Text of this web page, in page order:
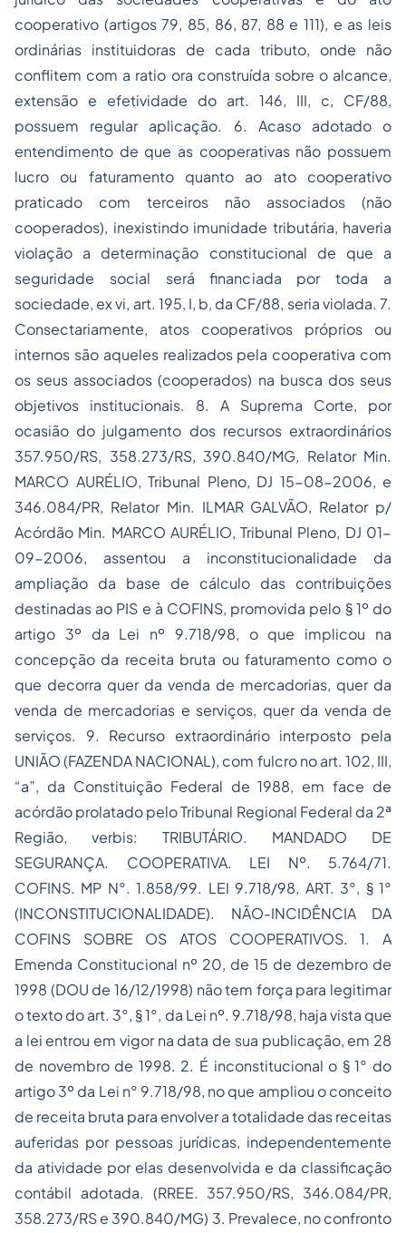
cooperativo (artigos 79, 85, 86, 87, 88 e 111), e as leis
ordinárias instituidoras de cada tributo, onde não
conflitem com a ratio ora construída sobre o alcance,
extensão e efetividade do art. 146, III, c, CF/88,
possuem regular aplicação. 6. Acaso adotado o
entendimento de que as cooperativas não possuem
lucro ou faturamento quanto ao ato cooperativo
praticado com terceiros não associados (não
cooperados), inexistindo imunidade tributária, haveria
violação a determinação constitucional de que a
seguridade social será financiada por toda a
sociedade, ex vi, art. 195, I, b, da CF/88, seria violada. 7.
Consectariamente, atos cooperativos próprios ou
internos são aqueles realizados pela cooperativa com
os seus associados (cooperados) na busca dos seus
objetivos institucionais. 8. A Suprema Corte, por
ocasião do julgamento dos recursos extraordinários
357.950/RS, 358.273/RS, 390.840/MG, Relator Min.
MARCO AURÉLIO, Tribunal Pleno, DJ 15-08-2006, e
346.084/PR, Relator Min. ILMAR GALVÃO, Relator p/
Acórdão Min. MARCO AURÉLIO, Tribunal Pleno, DJ 01-
09-2006, assentou a inconstitucionalidade da
ampliação da base de cálculo das contribuições
destinadas ao PIS e à COFINS, promovida pelo § 1º do
artigo 3º da Lei nº 9.718/98, o que implicou na
concepção da receita bruta ou faturamento como o
que decorra quer da venda de mercadorias, quer da
venda de mercadorias e serviços, quer da venda de
serviços. 9. Recurso extraordinário interposto pela
UNIÃO (FAZENDA NACIONAL), com fulcro no art. 102, III,
“a”, da Constituição Federal de 1988, em face de
acórdão prolatado pelo Tribunal Regional Federal da 2ª
Região, verbis: TRIBUTÁRIO. MANDADO DE
SEGURANÇA. COOPERATIVA. LEI Nº. 5.764/71.
COFINS. MP N°. 1.858/99. LEI 9.718/98, ART. 3°, § 1°
(INCONSTITUCIONALIDADE). NÃO-INCIDÊNCIA DA
COFINS SOBRE OS ATOS COOPERATIVOS. 1. A
Emenda Constitucional nº 20, de 15 de dezembro de
1998 (DOU de 16/12/1998) não tem força para legitimar
o texto do art. 3°, § 1°, da Lei nº. 9.718/98, haja vista que
a lei entrou em vigor na data de sua publicação, em 28
de novembro de 1998. 2. É inconstitucional o § 1° do
artigo 3º da Lei n° 9.718/98, no que ampliou o conceito
de receita bruta para envolver a totalidade das receitas
auferidas por pessoas jurídicas, independentemente
da atividade por elas desenvolvida e da classificação
contábil adotada. (RREE. 357.950/RS, 346.084/PR,
358.273/RS e 390.840/MG) 3. Prevalece, no confronto